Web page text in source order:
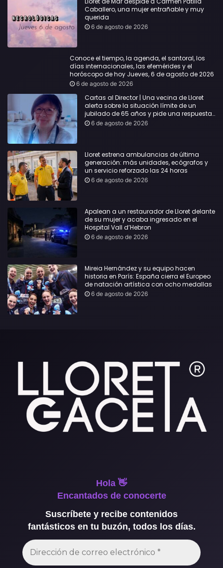
Caballero, una mujer entrañable y muy
querida
6 de agosto de 2026
Conoce el tiempo, la agenda, el santoral, los
días internacionales, las efemérides y el
horóscopo de hoy Jueves, 6 de agosto de 2026
6 de agosto de 2026
Cartas al Director | Una vecina de Lloret
alerta sobre la situación límite de un
jubilado de 65 años y pide una respuesta
urgente
6 de agosto de 2026
Lloret estrena ambulancias de última
generación: más unidades, ecógrafos y
un servicio reforzado las 24 horas
6 de agosto de 2026
Apalean a un restaurador de Lloret delante
de su mujer y acaba ingresado en el
Hospital Vall d’Hebron
6 de agosto de 2026
Mireia Hernández y su equipo hacen
historia en París: España cierra el Europeo
de natación artística con ocho medallas
6 de agosto de 2026
Hola 👋
Encantados de conocerte
Suscríbete y recibe contenidos
fantásticos en tu buzón, todos los días.